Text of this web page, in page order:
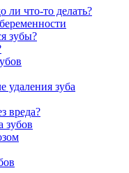
ли что-то делать?
зубы?
удаления зуба
вреда?
зубов